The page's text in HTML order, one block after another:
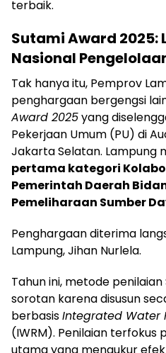
terbaik.
Sutami Award 2025:
Nasional
Tak hanya itu, Pemprov
penghargaan bergengsi
Award 2025yang
Pekerjaan Umum (PU) di
Jakarta Selatan. Lampung
pertama kategori
Pemerintah Daerah
Pemeliharaan Sumber
Penghargaan diterima
Lampung, Jihan Nurlela.
Tahun ini, metode
sorotan karena disusun
berbasisIntegrated Water
(IWRM). Penilaian terfokus
utama yang mengukur